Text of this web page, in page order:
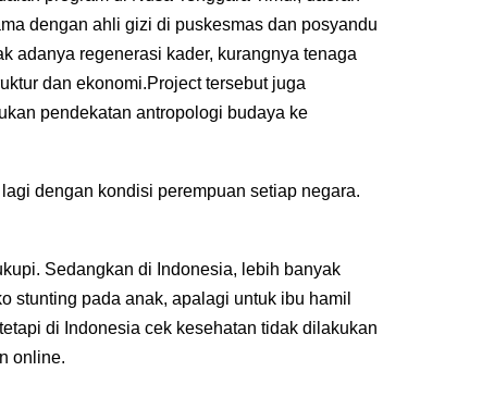
dengan ahli gizi di puskesmas dan posyandu
adanya regenerasi kader, kurangnya tenaga
dan ekonomi.Project tersebut juga
pendekatan antropologi budaya ke
dengan kondisi perempuan setiap negara.
Sedangkan di Indonesia, lebih banyak
stunting pada anak, apalagi untuk ibu hamil
di Indonesia cek kesehatan tidak dilakukan
online.